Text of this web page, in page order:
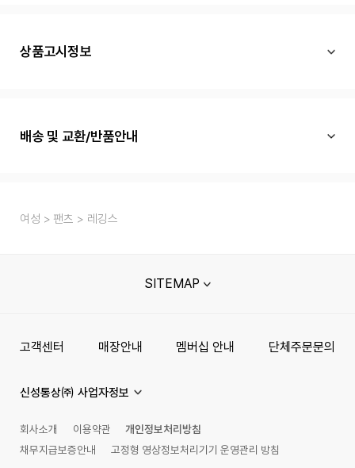
상품고시정보
배송 및 교환/반품안내
여성 팬츠 레깅스
SITEMAP
고객센터 매장안내 멤버십 안내 단체주문문의
신성통상㈜ 사업자정보
회사소개 이용약관
개인정보처리방침
채무지급보증안내
고정형 영상정보처리기기 운영관리 방침